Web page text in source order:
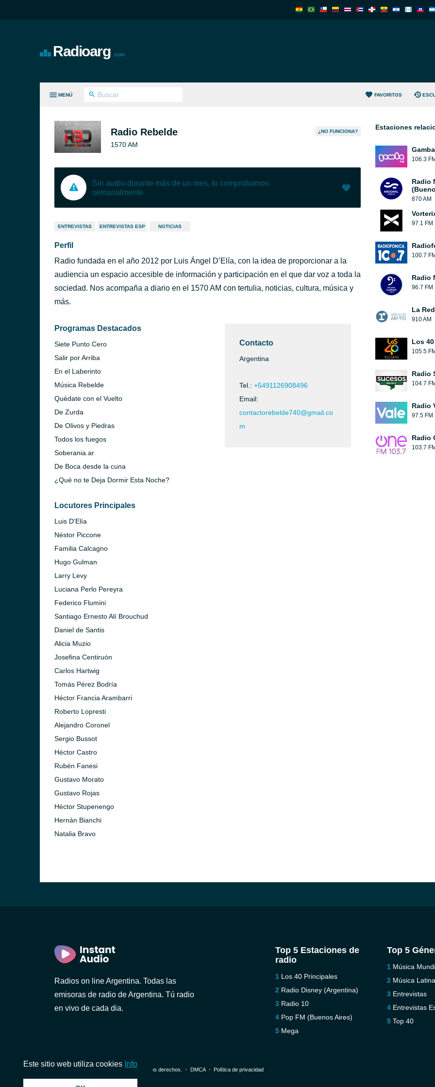
Radioarg .com
MENÚ FAVORITOS
Radio Rebelde
1570 AM
¿NO FUNCIONA?
Sin audio durante más de un mes, lo comprobamos
semanalmente
ENTREVISTAS ENTREVISTAS ESP NOTICIAS
Perfil
Radio fundada en el año 2012 por Luis Ángel D’Elía, con la idea de proporcionar a la
audiencia un espacio accesible de información y participación en el que dar voz a toda la
sociedad. Nos acompaña a diario en el 1570 AM con tertulia, noticias, cultura, música y
más.
Programas Destacados
Siete Punto Cero
Salir por Arriba
En el Laberinto
Música Rebelde
Quédate con el Vuelto
De Zurda
De Olivos y Piedras
Todos los fuegos
Soberania.ar
De Boca desde la cuna
¿Qué no te Deja Dormir Esta Noche?
Locutores Principales
Luis D’Elía
Néstor Piccone
Familia Calcagno
Hugo Gulman
Larry Levy
Luciana Perlo Pereyra
Federico Flumini
Santiago Ernesto Alí Brouchud
Daniel de Santis
Alicia Muzio
Josefina Centiruón
Carlos Hartwig
Tomás Pérez Bodría
Héctor Francia Arambarri
Roberto Lopresti
Alejandro Coronel
Sergio Bussot
Héctor Castro
Rubén Fanesi
Gustavo Morato
Gustavo Rojas
Héctor Stupenengo
Hernán Bianchi
Natalia Bravo
Contacto
Argentina
Tel.: +5491126908496
Email:
contactorebelde740@gmail.co
m
Estaciones
106.3 FM
Radio
870 AM
97.1 FM
100.7 FM
Radio
96.7 FM
La Red
910 AM
Los
105.5 FM
Radio
104.7 FM
Radio
97.5 FM
Radio
103.7 FM
Radios on line Argentina. Todas las
emisoras de radio de Argentina. Tú radio
en vivo de cada dia.
Top 5 Estaciones de
radio
Los 40 Principales
Radio Disney (Argentina)
Radio 10
Pop FM (Buenos Aires)
Mega
Top 5
Música
Música Latina
Entrevistas
Entrevistas
Top 40
© 2026 InstantAudio. Reservados todos los derechos. ・ DMCA・ Política de privacidad
Este sitio web utiliza cookies Info